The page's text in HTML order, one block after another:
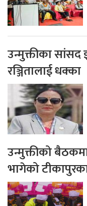
उन्मुक्तीका सांसद
रञ्जितालाई धक्का
उन्मुक्तीको
भागेको